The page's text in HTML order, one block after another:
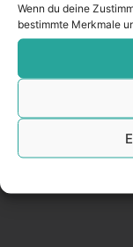
Wenn du deine
bestimmte Merkmale